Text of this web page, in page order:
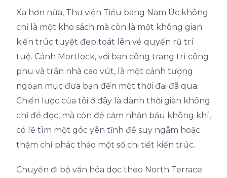
Xa hơn nữa, Thư viện Tiểu bang Nam Úc không
chỉ là một kho sách mà còn là một không gian
kiến trúc tuyệt đẹp toát lên vẻ quyến rũ trí
tuệ. Cánh Mortlock, với ban công trang trí công
phu và trần nhà cao vút, là một cảnh tượng
ngoạn mục đưa bạn đến một thời đại đã qua.
Chiến lược của tôi ở đây là dành thời gian không
chỉ để đọc, mà còn để cảm nhận bầu không khí,
có lẽ tìm một góc yên tĩnh để suy ngẫm hoặc
thậm chí phác thảo một số chi tiết kiến trúc.
Chuyến đi bộ văn hóa dọc theo North Terrace